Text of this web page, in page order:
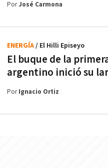
PorJosé Carmona
El buque de la
argentino inició su
ENERGÍA/ El Hilli Episeyo
PorIgnacio Ortiz